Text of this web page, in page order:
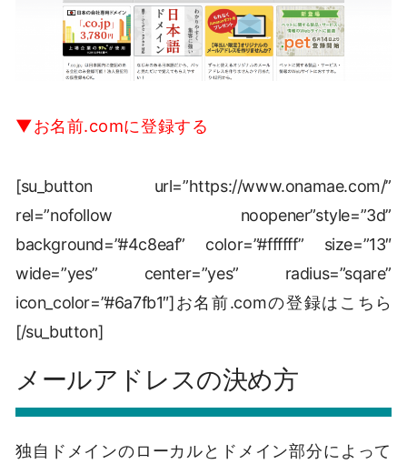
▼お名前.comに登録する
[su_button url=”https://www.onamae.com/”
rel=”nofollow noopener”style=”3d”
background=”#4c8eaf” color=”#ffffff” size=”13″
wide=”yes” center=”yes” radius=”sqare”
icon_color=”#6a7fb1″]お名前.comの登録はこちら
[/su_button]
メールアドレスの決め方
独自ドメインのローカルとドメイン部分によって